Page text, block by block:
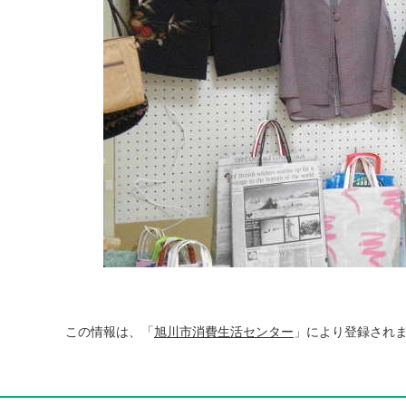
この情報は、「旭川市消費生活センター 」により登録され